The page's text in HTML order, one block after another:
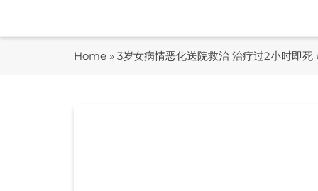
content
Home » 3岁女病情恶化送院救治 治疗过2小时即死